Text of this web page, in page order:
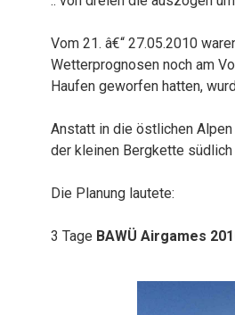
Vom 21. â€“ 27.05.2010
Wetterprognosen noch am
Haufen geworfen hatten,
Anstatt in die östlichen
der kleinen Bergkette
Die Planung lautete:
3 Tage BAWÜ Airgames